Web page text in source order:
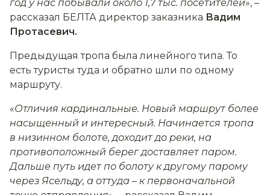
год у нас побывали около 1,7 тыс. посетителей», –
рассказал БЕЛТА директор заказника Вадим
Протасевич.
Предыдущая тропа была линейного типа. То
есть туристы туда и обратно шли по одному
маршруту.
«Отличия кардинальные. Новый маршрут более
насыщенный и интересный. Начинается тропа
в низинном болоте, доходит до реки, на
противоположный берег доставляет паром.
Дальше путь идет по болоту к другому парому
через Ясельду, а оттуда – к первоначальной